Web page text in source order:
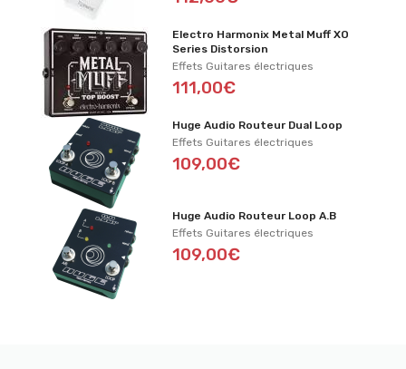
Electro Harmonix Metal Muff XO
Series Distorsion
Effets Guitares électriques
111,00€
Huge Audio Routeur Dual Loop
Effets Guitares électriques
109,00€
Huge Audio Routeur Loop A.B
Effets Guitares électriques
109,00€